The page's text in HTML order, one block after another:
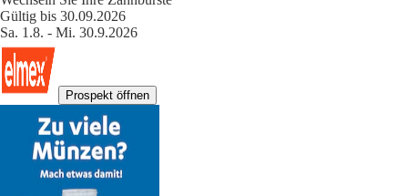
Gültig bis 30.09.2026
Sa. 1.8. - Mi. 30.9.2026
Prospekt öffnen